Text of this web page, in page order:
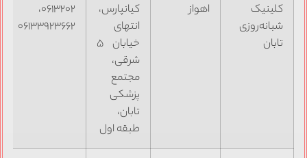
کلینیک
شبانه‌روزی
تابان
اهواز
کیانپارس،
انتهای
خیابان ۵
شرقی،
مجتمع
پزشکی
تابان،
طبقه اول
۰۶۱۳۲۰۲،
۰۶۱۳۳۹۲۳۶۶۲